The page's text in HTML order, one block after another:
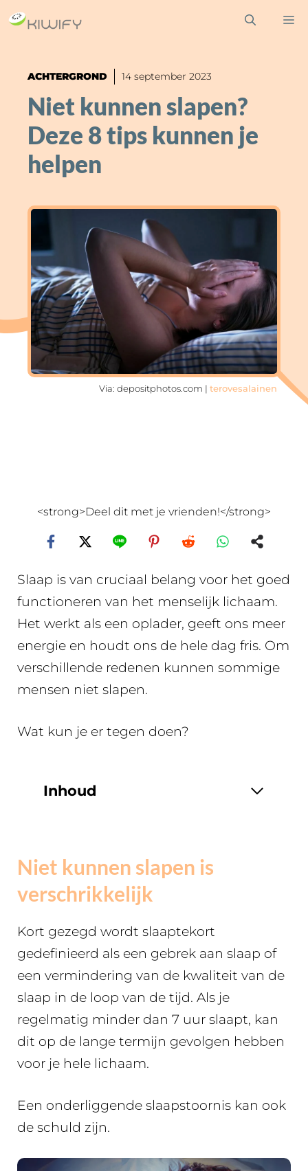
Ga
naar
inhoudACHTERGROND 14 september 2023
Niet kunnen slapen?
Deze 8 tips kunnen je
helpen
Via: depositphotos.com | terovesalainen
<strong>Deel dit met je vrienden!</strong>
Slaap is van cruciaal belang voor het goed
functioneren van het menselijk lichaam.
Het werkt als een oplader, geeft ons meer
energie en houdt ons de hele dag fris. Om
verschillende redenen kunnen sommige
mensen niet slapen.
Wat kun je er tegen doen?
Inhoud
Niet kunnen slapen is
verschrikkelijk
Kort gezegd wordt slaaptekort
gedefinieerd als een gebrek aan slaap of
een vermindering van de kwaliteit van de
slaap in de loop van de tijd. Als je
regelmatig minder dan 7 uur slaapt, kan
dit op de lange termijn gevolgen hebben
voor je hele lichaam.
Een onderliggende slaapstoornis kan ook
de schuld zijn.